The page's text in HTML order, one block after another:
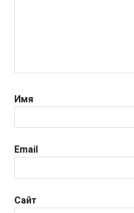
Имя
Email
Сайт